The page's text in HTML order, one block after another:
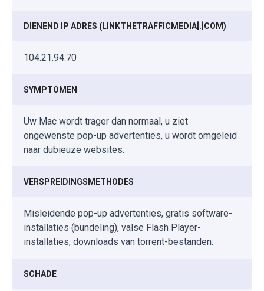
DIENEND IP ADRES (LINKTHETRAFFICMEDIA[.]COM)
104.21.94.70
SYMPTOMEN
Uw Mac wordt trager dan normaal, u ziet
ongewenste pop-up advertenties, u wordt omgeleid
naar dubieuze websites.
VERSPREIDINGSMETHODES
Misleidende pop-up advertenties, gratis software-
installaties (bundeling), valse Flash Player-
installaties, downloads van torrent-bestanden.
SCHADE